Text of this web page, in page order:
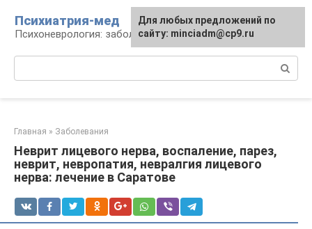
контенту
Психиатрия-мед
Психоневрология: заболевания и терапия
Главная » Заболевания
Неврит лицевого нерва, воспаление, парез,
неврит, невропатия, невралгия лицевого
нерва: лечение в Саратове
Для любых предложений по
сайту: minciadm@cp9.ru